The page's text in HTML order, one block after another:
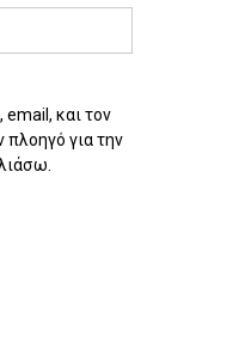
και τον
πλοηγό για την